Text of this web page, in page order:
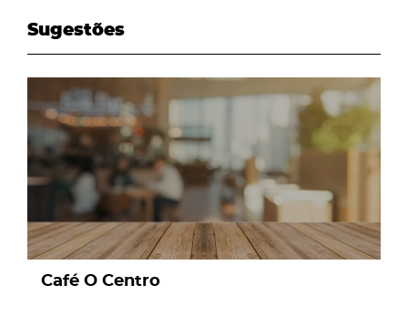
Sugestões
page
Café O Centro